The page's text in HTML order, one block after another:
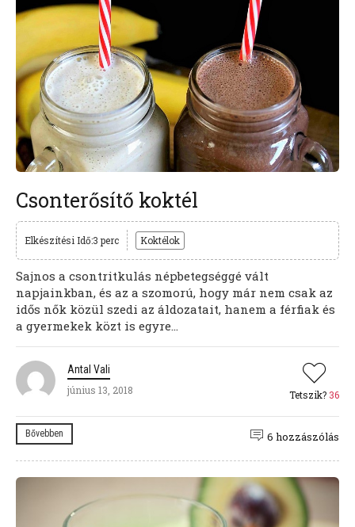
Csonterősítő koktél
Elkészítési Idő:3 perc Koktélok
Sajnos a csontritkulás népbetegséggé vált
napjainkban, és az a szomorú, hogy már nem csak az
idős nők közül szedi az áldozatait, hanem a férfiak és
a gyermekek közt is egyre...
Antal Vali
június 13, 2018
Tetszik? 36
Bővebben 6 hozzászólás